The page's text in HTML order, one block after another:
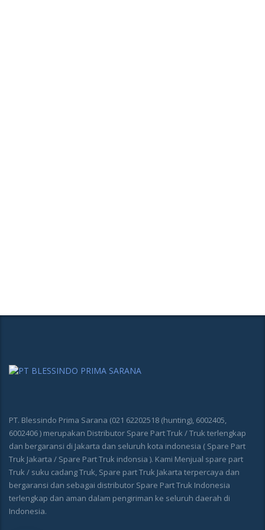
PT. Blessindo Prima Sarana (021 62202518 (hunting), 6002405,
6002406 ) merupakan Distributor Spare Part Truk / Truk terlengkap
dan bergaransi di Jakarta dan seluruh kota indonesia ( Spare Part
Truk Jakarta / Spare Part Truk indonsia ). Kami Menjual spare part
Truk / suku cadang Truk, Spare part Truk Jakarta terpercaya dan
bergaransi dan sebagai distributor Spare Part Truk Indonesia
terlengkap dan aman dalam pengiriman ke seluruh daerah di
Indonesia.